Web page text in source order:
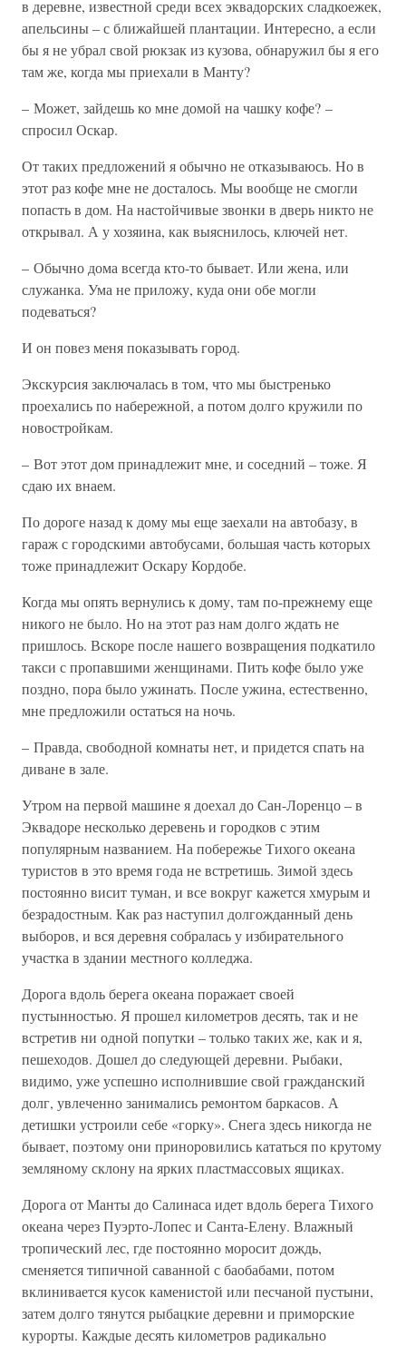
в деревне, известной среди всех эквадорских сладкоежек,
апельсины – с ближайшей плантации. Интересно, а если
бы я не убрал свой рюкзак из кузова, обнаружил бы я его
там же, когда мы приехали в Манту?
– Может, зайдешь ко мне домой на чашку кофе? –
спросил Оскар.
От таких предложений я обычно не отказываюсь. Но в
этот раз кофе мне не досталось. Мы вообще не смогли
попасть в дом. На настойчивые звонки в дверь никто не
открывал. А у хозяина, как выяснилось, ключей нет.
– Обычно дома всегда кто-то бывает. Или жена, или
служанка. Ума не приложу, куда они обе могли
подеваться?
И он повез меня показывать город.
Экскурсия заключалась в том, что мы быстренько
проехались по набережной, а потом долго кружили по
новостройкам.
– Вот этот дом принадлежит мне, и соседний – тоже. Я
сдаю их внаем.
По дороге назад к дому мы еще заехали на автобазу, в
гараж с городскими автобусами, большая часть которых
тоже принадлежит Оскару Кордобе.
Когда мы опять вернулись к дому, там по-прежнему еще
никого не было. Но на этот раз нам долго ждать не
пришлось. Вскоре после нашего возвращения подкатило
такси с пропавшими женщинами. Пить кофе было уже
поздно, пора было ужинать. После ужина, естественно,
мне предложили остаться на ночь.
– Правда, свободной комнаты нет, и придется спать на
диване в зале.
Утром на первой машине я доехал до Сан-Лоренцо – в
Эквадоре несколько деревень и городков с этим
популярным названием. На побережье Тихого океана
туристов в это время года не встретишь. Зимой здесь
постоянно висит туман, и все вокруг кажется хмурым и
безрадостным. Как раз наступил долгожданный день
выборов, и вся деревня собралась у избирательного
участка в здании местного колледжа.
Дорога вдоль берега океана поражает своей
пустынностью. Я прошел километров десять, так и не
встретив ни одной попутки – только таких же, как и я,
пешеходов. Дошел до следующей деревни. Рыбаки,
видимо, уже успешно исполнившие свой гражданский
долг, увлеченно занимались ремонтом баркасов. А
детишки устроили себе «горку». Снега здесь никогда не
бывает, поэтому они приноровились кататься по крутому
земляному склону на ярких пластмассовых ящиках.
Дорога от Манты до Салинаса идет вдоль берега Тихого
океана через Пуэрто-Лопес и Санта-Елену. Влажный
тропический лес, где постоянно моросит дождь,
сменяется типичной саванной с баобабами, потом
вклинивается кусок каменистой или песчаной пустыни,
затем долго тянутся рыбацкие деревни и приморские
курорты. Каждые десять километров радикально